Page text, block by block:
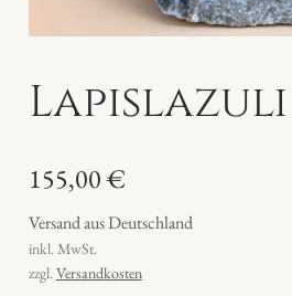
155,00€
Versand aus Deutschland
inkl. MwSt.
zzgl.Versandkosten